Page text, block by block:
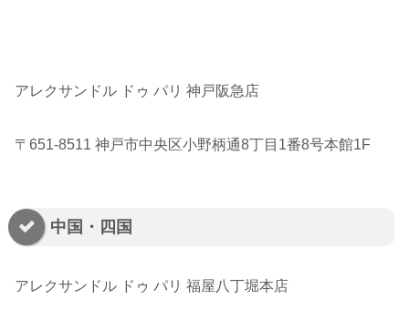
アレクサンドル ドゥ パリ 神戸阪急店
〒651-8511 神戸市中央区小野柄通8丁目1番8号本館1F
中国・四国
アレクサンドル ドゥ パリ 福屋八丁堀本店